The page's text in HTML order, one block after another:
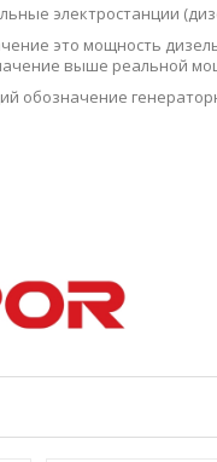
электростанции
это мощность
выше реальной
обозначение